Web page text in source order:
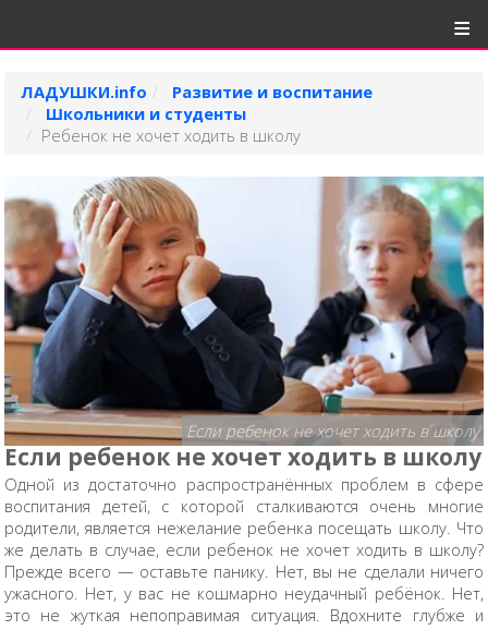
ЛАДУШКИ.info
Развитие и воспитание
Школьники и студенты
Ребенок не хочет ходить в школу
Если ребенок не хочет ходить в школу
Если ребенок не хочет ходить в школу
Одной из достаточно распространённых проблем в сфере
воспитания детей, с которой сталкиваются очень многие
родители, является нежелание ребенка посещать школу. Что
же делать в случае, если ребенок не хочет ходить в школу?
Прежде всего — оставьте панику. Нет, вы не сделали ничего
ужасного. Нет, у вас не кошмарно неудачный ребёнок. Нет,
это не жуткая непоправимая ситуация. Вдохните глубже и